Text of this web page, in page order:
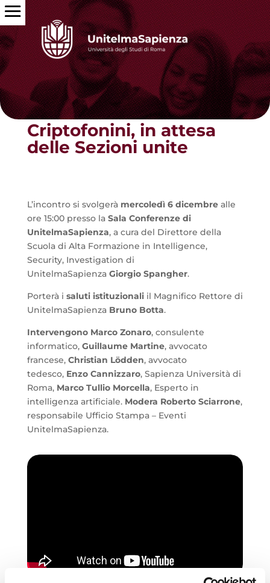
Torna alle news
Criptofonini, in attesa
delle Sezioni unite
L’incontro si svolgerà mercoledì 6 dicembrealle
ore 15:00 presso la Sala Conferenze di
UnitelmaSapienza, a cura del Direttore della
Scuola di Alta Formazione in Intelligence,
Security, Investigation di
UnitelmaSapienza Giorgio Spangher.
Porterà i saluti istituzionaliil Magnifico Rettore di
UnitelmaSapienza Bruno Botta.
Intervengono Marco Zonaro, consulente
informatico, Guillaume Martine, avvocato
francese, Christian Lödden, avvocato
tedesco, Enzo Cannizzaro, Sapienza Università di
Roma, Marco Tullio Morcella, Esperto in
intelligenza artificiale. Modera Roberto Sciarrone,
responsabile Ufficio Stampa – Eventi
UnitelmaSapienza.